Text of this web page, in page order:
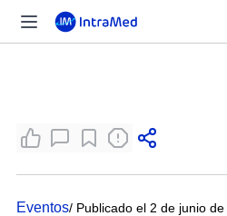
Eventos/ Publicado el 2 de junio